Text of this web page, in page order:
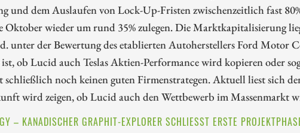
und dem Auslaufen von Lock-Up-Fristen zwischenzeitlich fast
Oktober wieder um rund 35% zulegen. Die Marktkapitalisierung
unter der Bewertung des etablierten Autoherstellers Ford Motor
ist, ob Lucid auch Teslas Aktien-Performance wird kopieren oder
schließlich noch keinen guten Firmenstrategen. Aktuell liest sich
wird zeigen, ob Lucid auch den Wettbewerb im Massenmarkt
– KANADISCHER GRAPHIT-EXPLORER SCHLIESST ERSTE